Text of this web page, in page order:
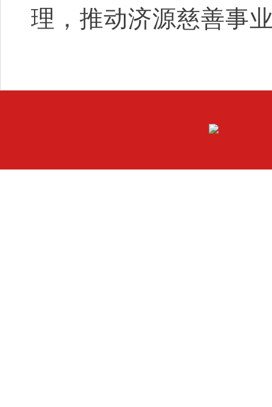
理，推动济源慈善事